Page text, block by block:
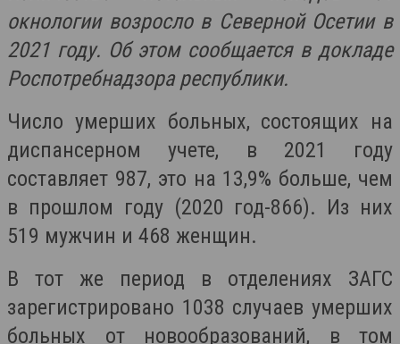
окнологии возросло в Северной Осетии в
2021 году. Об этом сообщается в докладе
Роспотребнадзора республики.
Число умерших больных, состоящих на
диспансерном учете, в 2021 году
составляет 987, это на 13,9% больше, чем
в прошлом году (2020 год-866). Из них
519 мужчин и 468 женщин.
В тот же период в отделениях ЗАГС
зарегистрировано 1038 случаев умерших
больных от новообразований, в том